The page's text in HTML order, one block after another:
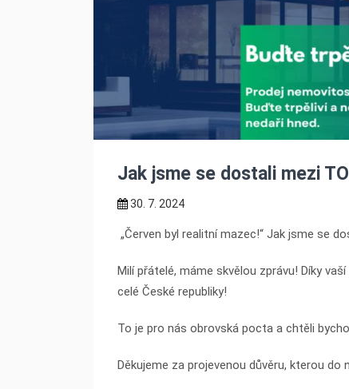
Jak jsme se dostali mezi
30. 7. 2024
„Červen byl realitní mazec!“ Jak jsme se
Milí přátelé, máme skvělou zprávu! Díky
celé České republiky!
To je pro nás obrovská pocta a chtěli
Děkujeme za projevenou důvěru, kterou do